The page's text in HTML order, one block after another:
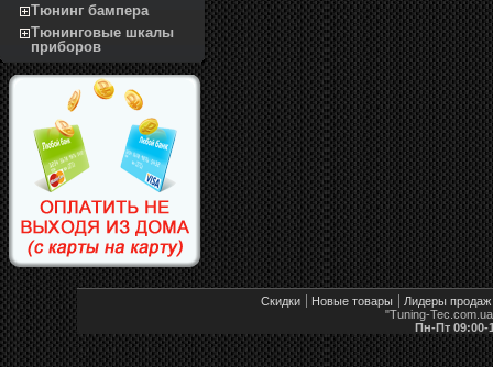
Тюнинг бампера
Тюнинговые шкалы
приборов
Скидки Новые товары
Лидеры продаж
"Tuning-
Пн-Пт 09:00-